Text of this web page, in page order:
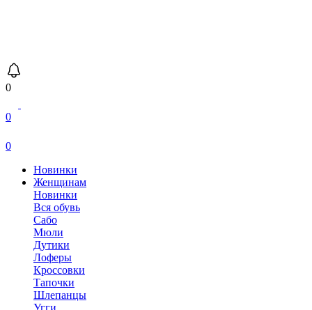
0
0
0
Новинки
Женщинам
Новинки
Вся обувь
Сабо
Мюли
Дутики
Лоферы
Кроссовки
Тапочки
Шлепанцы
Угги